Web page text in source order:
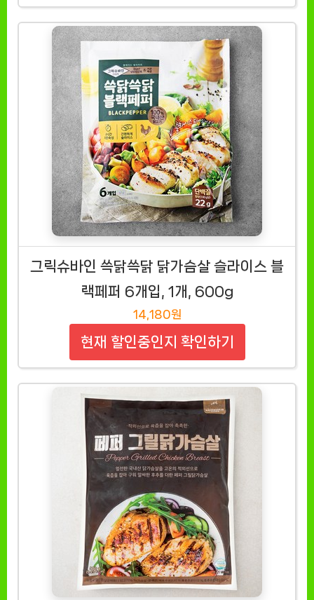
그릭슈바인 쓱닭쓱닭 닭가슴살 슬라이스 블
랙페퍼 6개입, 1개, 600g
14,180원
현재 할인중인지 확인하기